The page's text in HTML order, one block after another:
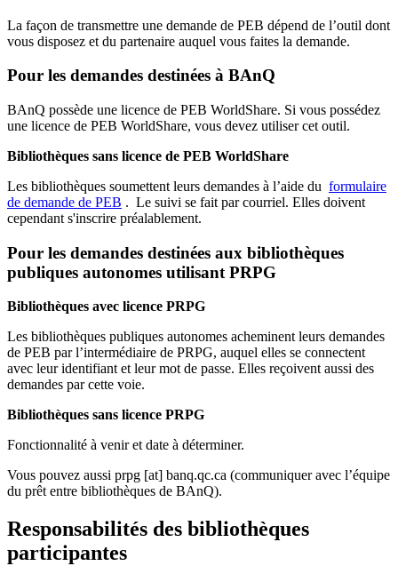
La façon de transmettre une demande de PEB dépend de l’outil dont
vous disposez et du partenaire auquel vous faites la demande.
Pour les demandes destinées à BAnQ
BAnQ possède une licence de PEB WorldShare. Si vous possédez
une licence de PEB WorldShare, vous devez utiliser cet outil.
Bibliothèques sans licence de PEB WorldShare
Les bibliothèques soumettent leurs demandes à l’aide du formulaire
de demande de PEB . Le suivi se fait par courriel. Elles doivent
cependant s'inscrire préalablement.
Pour les demandes destinées aux bibliothèques
publiques autonomes utilisant PRPG
Bibliothèques avec licence PRPG
Les bibliothèques publiques autonomes acheminent leurs demandes
de PEB par l’intermédiaire de PRPG, auquel elles se connectent
avec leur identifiant et leur mot de passe. Elles reçoivent aussi des
demandes par cette voie.
Bibliothèques sans licence PRPG
Fonctionnalité à venir et date à déterminer.
Vous pouvez aussi prpg [at] banq.qc.ca (communiquer avec l’équipe
du prêt entre bibliothèques de BAnQ).
Responsabilités des bibliothèques
participantes